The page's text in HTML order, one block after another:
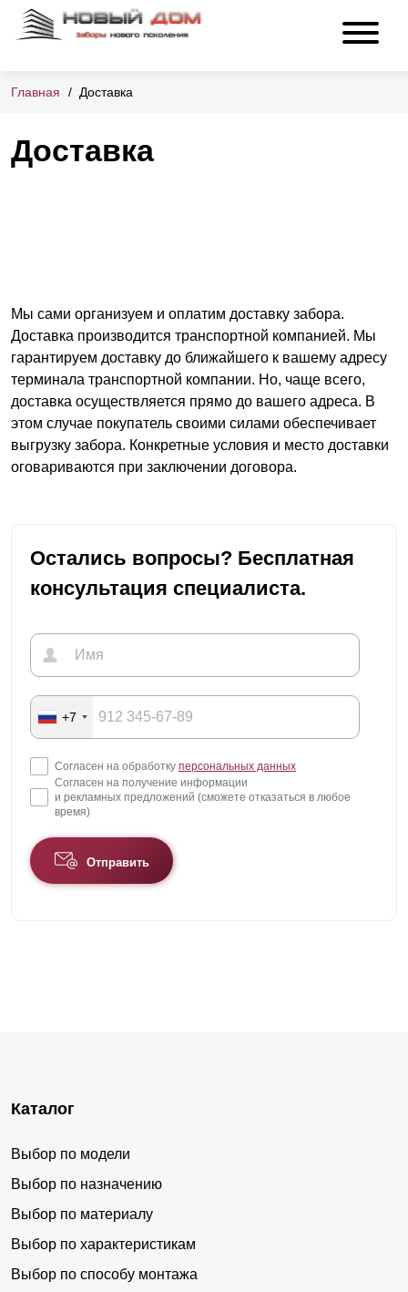
Главная Доставка
Доставка
Мы сами организуем и оплатим доставку забора.
Доставка производится транспортной компанией. Мы
гарантируем доставку до ближайшего к вашему адресу
терминала транспортной компании. Но, чаще всего,
доставка осуществляется прямо до вашего адреса. В
этом случае покупатель своими силами обеспечивает
выгрузку забора. Конкретные условия и место доставки
оговариваются при заключении договора.
Остались вопросы? Бесплатная
консультация специалиста.
+7
Согласен на обработку персональных данных
Согласен на получение информации
и рекламных предложений (сможете отказаться в любое
время)
Отправить
Каталог
Выбор по модели
Выбор по назначению
Выбор по материалу
Выбор по характеристикам
Выбор по способу монтажа